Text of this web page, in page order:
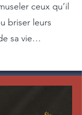
ceux qu’il
briser leurs
sa vie…